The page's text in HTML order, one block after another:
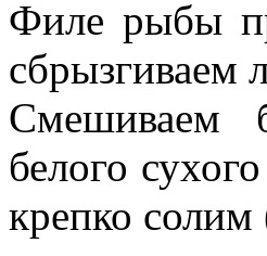
Филе рыбы
сбрызгиваем
Смешиваем
белого
крепко солим